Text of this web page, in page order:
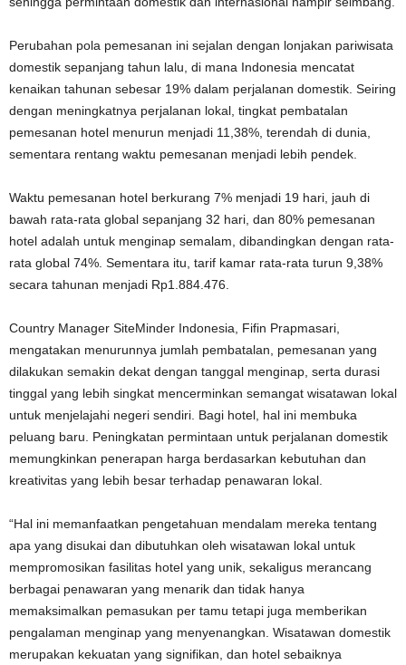
Perubahan pola pemesanan ini sejalan dengan lonjakan pariwisata
domestik sepanjang tahun lalu, di mana Indonesia mencatat
kenaikan tahunan sebesar 19% dalam perjalanan domestik. Seiring
dengan meningkatnya perjalanan lokal, tingkat pembatalan
pemesanan hotel menurun menjadi 11,38%, terendah di dunia,
sementara rentang waktu pemesanan menjadi lebih pendek.
Waktu pemesanan hotel berkurang 7% menjadi 19 hari, jauh di
bawah rata-rata global sepanjang 32 hari, dan 80% pemesanan
hotel adalah untuk menginap semalam, dibandingkan dengan rata-
rata global 74%. Sementara itu, tarif kamar rata-rata turun 9,38%
secara tahunan menjadi Rp1.884.476.
Country Manager SiteMinder Indonesia, Fifin Prapmasari,
mengatakan menurunnya jumlah pembatalan, pemesanan yang
dilakukan semakin dekat dengan tanggal menginap, serta durasi
tinggal yang lebih singkat mencerminkan semangat wisatawan lokal
untuk menjelajahi negeri sendiri. Bagi hotel, hal ini membuka
peluang baru. Peningkatan permintaan untuk perjalanan domestik
memungkinkan penerapan harga berdasarkan kebutuhan dan
kreativitas yang lebih besar terhadap penawaran lokal.
“Hal ini memanfaatkan pengetahuan mendalam mereka tentang
apa yang disukai dan dibutuhkan oleh wisatawan lokal untuk
mempromosikan fasilitas hotel yang unik, sekaligus merancang
berbagai penawaran yang menarik dan tidak hanya
memaksimalkan pemasukan per tamu tetapi juga memberikan
pengalaman menginap yang menyenangkan. Wisatawan domestik
merupakan kekuatan yang signifikan, dan hotel sebaiknya